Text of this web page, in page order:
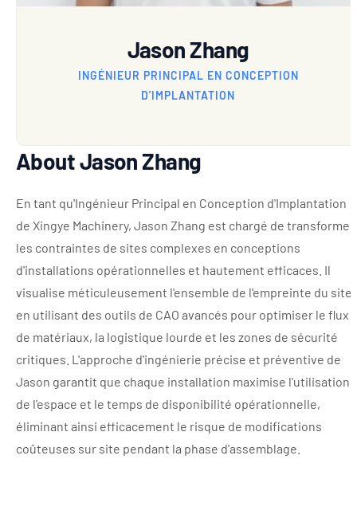
Jason Zhang
INGÉNIEUR PRINCIPAL EN CONCEPTION
D'IMPLANTATION
About Jason Zhang
En tant qu'Ingénieur Principal en Conception d'Implantation
de Xingye Machinery, Jason Zhang est chargé de transformer
les contraintes de sites complexes en conceptions
d'installations opérationnelles et hautement efficaces. Il
visualise méticuleusement l'ensemble de l'empreinte du site,
en utilisant des outils de CAO avancés pour optimiser le flux
de matériaux, la logistique lourde et les zones de sécurité
critiques. L'approche d'ingénierie précise et préventive de
Jason garantit que chaque installation maximise l'utilisation
de l'espace et le temps de disponibilité opérationnelle,
éliminant ainsi efficacement le risque de modifications
coûteuses sur site pendant la phase d'assemblage.